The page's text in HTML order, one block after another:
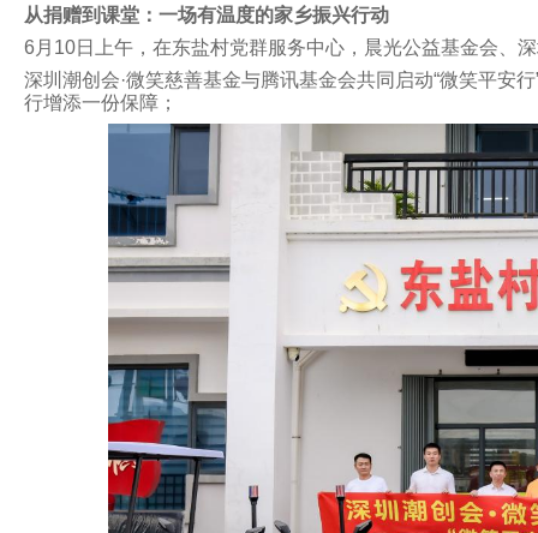
从捐赠到课堂：一场有温度的家乡振兴行动
6 月 10日上午，在东盐村党群服务中心，晨光公益基金会、
深圳潮创会·微笑慈善基金与腾讯基金会共同启动“微笑平安
行增添一份保障；